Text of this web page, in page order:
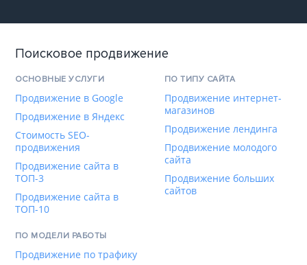
Поисковое продвижение
ОСНОВНЫЕ УСЛУГИ
Продвижение в Google
Продвижение в Яндекс
Стоимость SEO-
продвижения
Продвижение сайта в
ТОП-3
Продвижение сайта в
ТОП-10
ПО ТИПУ САЙТА
Продвижение интернет-
магазинов
Продвижение лендинга
Продвижение молодого
сайта
Продвижение больших
сайтов
ПО МОДЕЛИ РАБОТЫ
Продвижение по трафику